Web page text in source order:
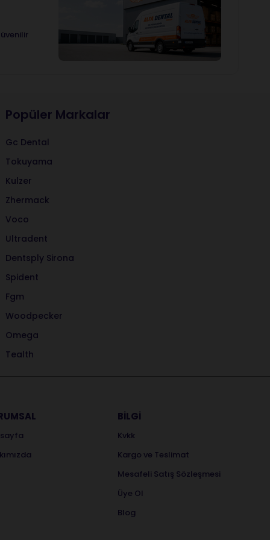
Popüler Markalar
Gc Dental
Tokuyama
Kulzer
Zhermack
Voco
Ultradent
Dentsply Sirona
Spident
Fgm
Woodpecker
Omega
Tealth
BİLGİ
Kvkk
Kargo ve Teslimat
Mesafeli Satış Sözleşmesi
Üye Ol
Blog